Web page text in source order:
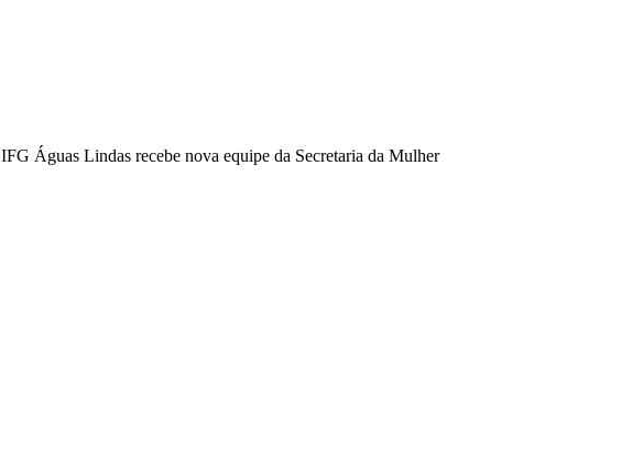
IFG Águas Lindas recebe nova equipe da Secretaria da Mulher